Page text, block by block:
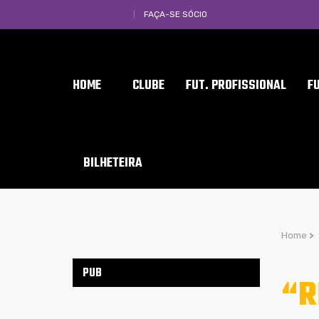
FAÇA-SE SÓCIO
HOME CLUBE FUT. PROFISSIONAL
BILHETEIRA
Home >
PUB